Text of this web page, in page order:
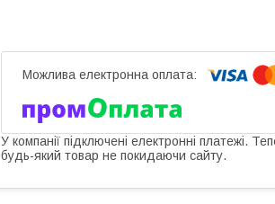
У компанії підключені електронні платежі.
будь-який товар не покидаючи сайту.